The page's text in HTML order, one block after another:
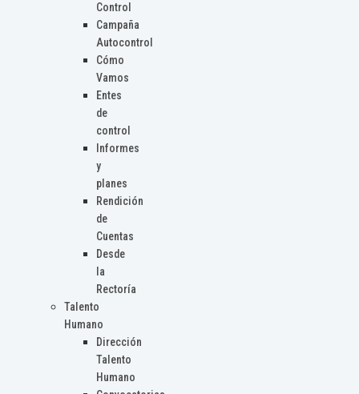
Control
Campaña
Autocontrol
Cómo
Vamos
Entes
de
control
Informes
y
planes
Rendición
de
Cuentas
Desde
la
Rectoría
Talento
Humano
Dirección
Talento
Humano